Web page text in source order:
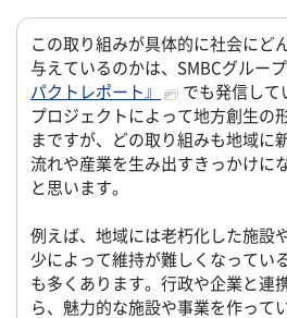
この取り組みが具体的に社会にど
与えているのかは、SMBCグルー
パクトレポート』
でも発信して
プロジェクトによって地方創生の
まですが、どの取り組みも地域に
流れや産業を生み出すきっかけに
と思います。
例えば、地域には老朽化した施設
少によって維持が難しくなってい
も多くあります。行政や企業と連
ら、魅力的な施設や事業を作って